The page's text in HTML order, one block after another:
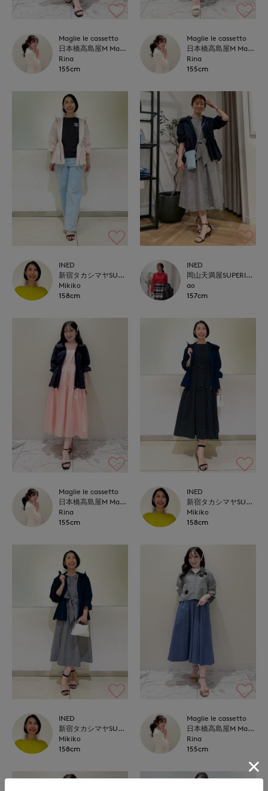
Maglie le cassetto
日本橋高島屋M Maglie le cassetto
Rina
155cm
Maglie le cassetto
日本橋高島屋M Maglie le cassetto
Rina
155cm
INED
新宿タカシマヤSUPERIOR CLOSET
Mikiko
158cm
INED
岡山天満屋SUPERIORCLOSET
ao
157cm
Maglie le cassetto
日本橋高島屋M Maglie le cassetto
Rina
155cm
INED
新宿タカシマヤSUPERIOR CLOSET
Mikiko
158cm
INED
新宿タカシマヤSUPERIOR CLOSET
Mikiko
158cm
Maglie le cassetto
日本橋高島屋M Maglie le cassetto
Rina
155cm